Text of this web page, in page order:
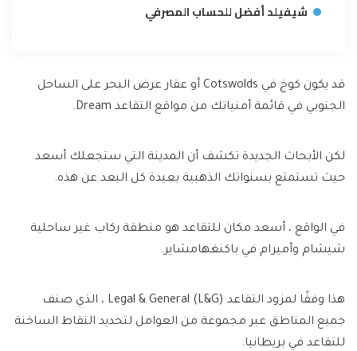
شيفيلد أفضل للحساب المصرفي
قد يكون كوخ في Cotswolds أو عقار عرض البحر على الساحل
الجنوبي في قائمة أمنياتك من مواقع التقاعد Dream.
لكن الأبحاث الجديدة تكشف أن المدينة التي ستجعلك أسعد
حيث تستمتع بسنواتك الذهبية بعيدة كل البعد عن هذه.
في الواقع ، أسعد مكان للتقاعد هو منطقة ركاب غير ساحلية
شيشام وأميرام في باكنغهامشاير.
هذا وفقًا لمزود التقاعد Legal & General (L&G) ، الذي صنف
جميع المناطق عبر مجموعة من العوامل لتحديد النقاط الساخنة
للتقاعد في بريطانيا.